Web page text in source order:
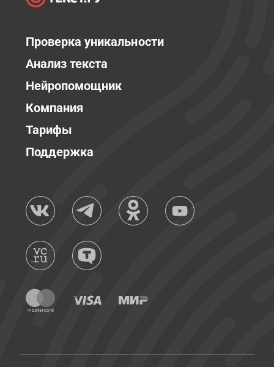
Проверка уникальности
Анализ текста
Нейропомощник
Компания
Тарифы
Поддержка